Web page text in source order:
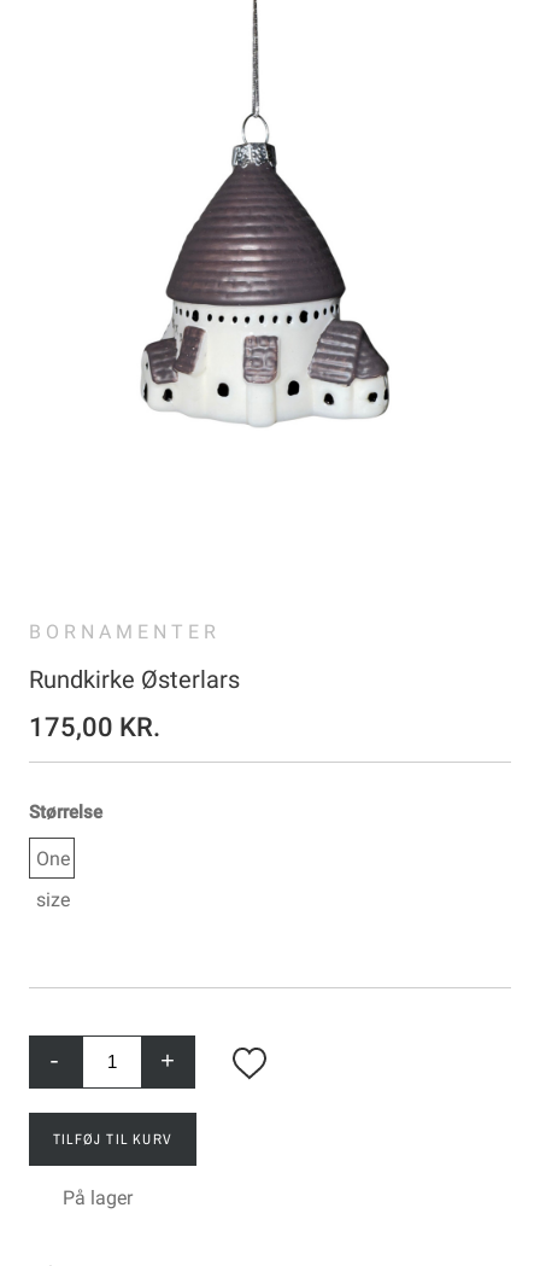
BORNAMENTER
Rundkirke Østerlars
175,00 KR.
Størrelse
One
size
- +
TILFØJ TIL KURV
På lager